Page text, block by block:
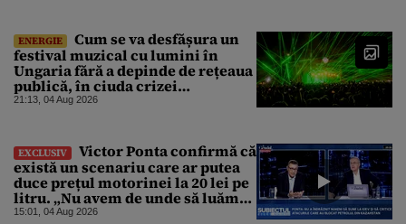
ENERGIE
Cum se va desfășura un
festival muzical cu lumini în
Ungaria fără a depinde de rețeaua
publică, în ciuda crizei
energetice
21:13, 04 Aug 2026
EXCLUSIV
Victor Ponta confirmă că
există un scenariu care ar putea
duce prețul motorinei la 20 lei pe
litru. „Nu avem de unde să luăm
petrol”
15:01, 04 Aug 2026